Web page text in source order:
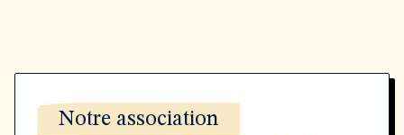
Notre association